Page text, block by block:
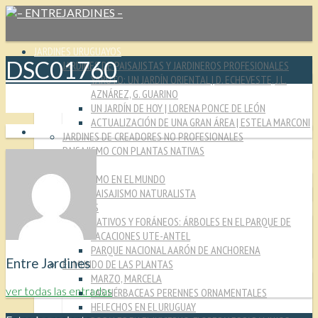
JARDINES URUGUAYOS
JARDINES DE PAISAJISTAS Y JARDINEROS PROFESIONALES
YARUTO: UN JARDÍN ORIENTAL | D. ECHEVESTE, J.L.
AZNÁREZ, G. GUARINO
UN JARDÍN DE HOY | LORENA PONCE DE LEÓN
ACTUALIZACIÓN DE UNA GRAN ÁREA | ESTELA MARCONI
JARDINES DE CREADORES NO PROFESIONALES
PAISAJISMO CON PLANTAS NATIVAS
PAISAJISMO EN EL MUNDO
PAISAJISMO NATURALISTA
MIRADAS
NATIVOS Y FORÁNEOS: ÁRBOLES EN EL PARQUE DE
VACACIONES UTE-ANTEL
PARQUE NACIONAL AARÓN DE ANCHORENA
EL MUNDO DE LAS PLANTAS
MARZO, MARCELA
LAS HÉRBACEAS PERENNES ORNAMENTALES
HELECHOS EN EL URUGUAY
DSC01760
Entre Jardines
ver todas las entradas